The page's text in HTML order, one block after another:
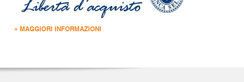
» MAGGIORI INFORMAZIONI